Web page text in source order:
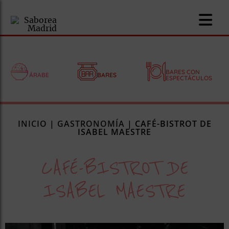
ÁRABE BARES
BARES CON
ESPECTÁCULOS
INICIO | GASTRONOMÍA | CAFÉ-BISTROT DE
ISABEL MAESTRE
CAFÉ-BISTROT DE
ISABEL MAESTRE